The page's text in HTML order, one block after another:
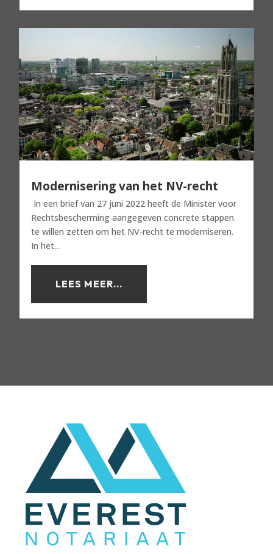
Modernisering van het NV-recht
In een brief van 27 juni 2022 heeft de Minister voor
Rechtsbescherming aangegeven concrete stappen
te willen zetten om het NV-recht te moderniseren.
In het...
LEES MEER...